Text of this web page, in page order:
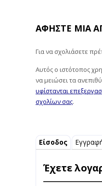
ΑΦΉΣΤΕ ΜΙΑ
Για να σχολιάσετε
Αυτός ο ιστότοπος
να μειώσει τα
υφίστανται
σχολίων σας.
Είσοδος
Έχετε